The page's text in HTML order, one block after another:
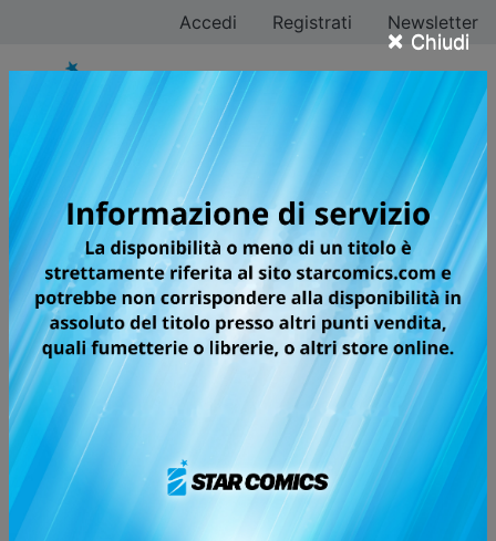
× Chiudi
Accedi Registrati Newsletter
Tutti i fumetti per la
testata GHOST